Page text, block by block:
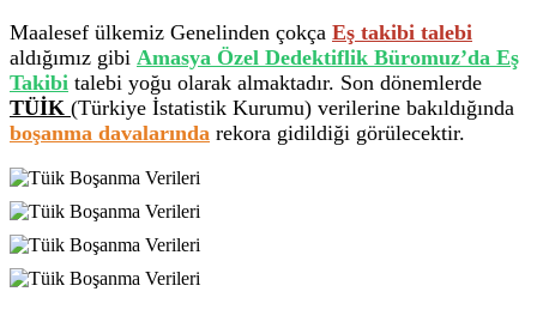
Maalesef ülkemiz Genelinden çokça Eş takibi talebi
aldığımız gibi Amasya Özel Dedektiflik Büromuz’da Eş
Takibi talebi yoğu olarak almaktadır. Son dönemlerde
TÜİK (Türkiye İstatistik Kurumu) verilerine bakıldığında
boşanma davalarında rekora gidildiği görülecektir.